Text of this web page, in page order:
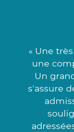
« Une
une
Un
s'assure